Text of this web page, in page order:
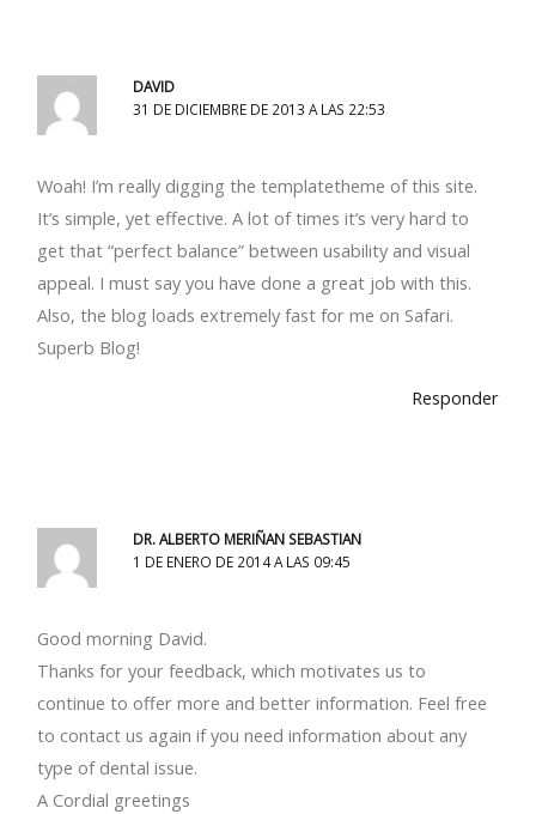
DAVID
31 DE DICIEMBRE DE 2013 A LAS 22:53
Woah! I’m really digging the templatetheme of this site.
It’s simple, yet effective. A lot of times it’s very hard to
get that “perfect balance” between usability and visual
appeal. I must say you have done a great job with this.
Also, the blog loads extremely fast for me on Safari.
Superb Blog!
Responder
DR. ALBERTO MERIÑAN SEBASTIAN
1 DE ENERO DE 2014 A LAS 09:45
Good morning David.
Thanks for your feedback, which motivates us to
continue to offer more and better information. Feel free
to contact us again if you need information about any
type of dental issue.
A Cordial greetings